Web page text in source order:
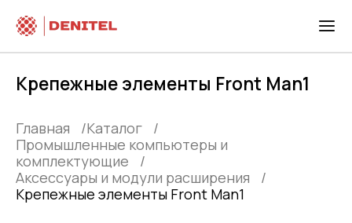
Крепежные элементы Front Man1
Главная
Каталог
Промышленные компьютеры и
комплектующие
Аксессуары и модули расширения
Крепежные элементы Front Man1